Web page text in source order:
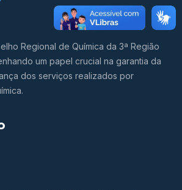
Regional de Química da 3ª Região
um papel crucial na garantia da
dos serviços realizados por